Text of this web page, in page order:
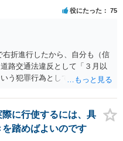
役にたった 75
折進行したから、自分も（信
路交通法違反として「３月以
う犯罪行為として処罰される
す。 そこを、「サインをしな
捕して刑事処分（罰金でも前
れば反則処理（何千円程度の
ませてあげる」という意味で
に行使するには、具
踏めばよいのです